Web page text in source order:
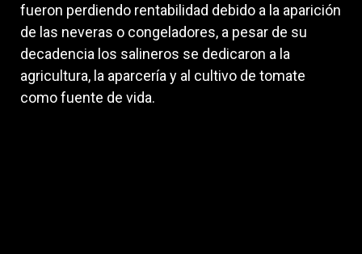
fueron perdiendo rentabilidad debido a la aparición
de las neveras o congeladores, a pesar de su
decadencia los salineros se dedicaron a la
agricultura, la aparcería y al cultivo de tomate
como fuente de vida.